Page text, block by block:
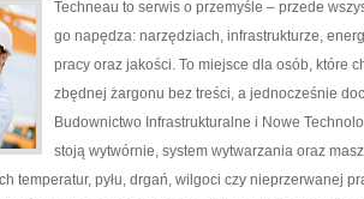
Techneau to serwis o przemyśle – przede
go napędza: narzędziach, infrastrukturze,
pracy oraz jakości. To miejsce dla osób, które
zbędnej żargonu bez treści, a jednocześnie
Budownictwo Infrastrukturalne i Nowe
stoją wytwórnie, system wytwarzania oraz
temperatur, pyłu, drgań, wilgoci czy nieprzerwanej